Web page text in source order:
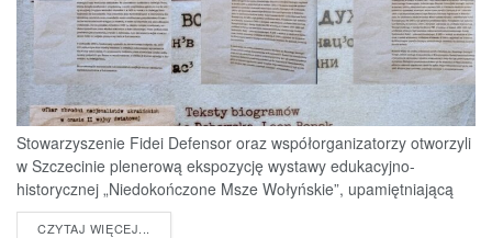
Stowarzyszenie Fidei Defensor oraz współorganizatorzy otworzyli
w Szczecinie plenerową ekspozycję wystawy edukacyjno-
historycznej „Niedokończone Msze Wołyńskie”, upamiętniającą
ofiary jednej z najtragiczniejszych...
CZYTAJ WIĘCEJ...